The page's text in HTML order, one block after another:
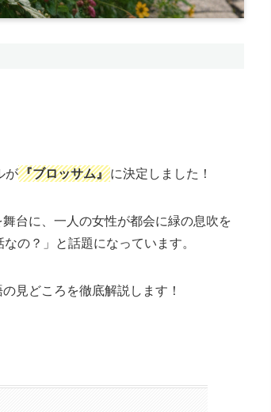
が『ブロッサム』に決定しました！
台に、一人の女性が都会に緑の息吹を
の？」と話題になっています。
見どころを徹底解説します！